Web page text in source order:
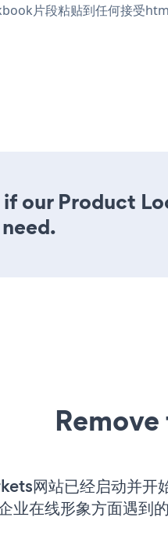
片段粘贴到任何接受
our Product
网站已经启动并开
业在线形象方面遇到